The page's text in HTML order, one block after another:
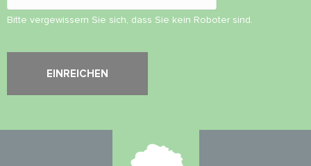
Bitte vergewissern Sie sich, dass Sie kein Roboter sind.